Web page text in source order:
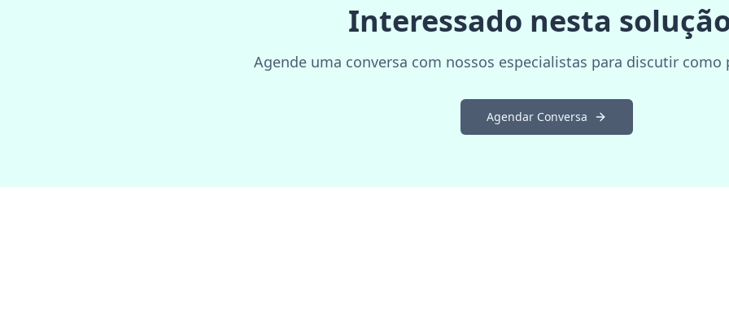
Interessado nesta
Agende uma conversa com nossos especialistas para discutir como
Agendar Conversa